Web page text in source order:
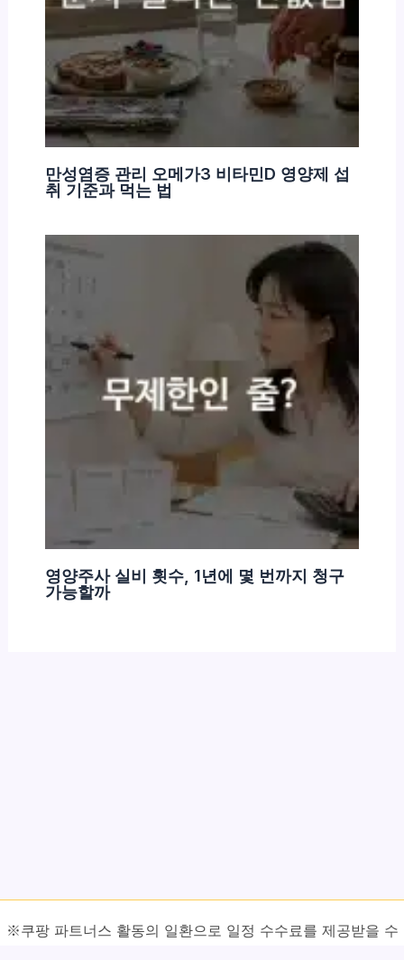
만성염증 관리 오메가3 비타민D 영양제 섭
취 기준과 먹는 법
영양주사 실비 횟수, 1년에 몇 번까지 청구
가능할까
※쿠팡 파트너스 활동의 일환으로 일정 수수료를 제공받을 수